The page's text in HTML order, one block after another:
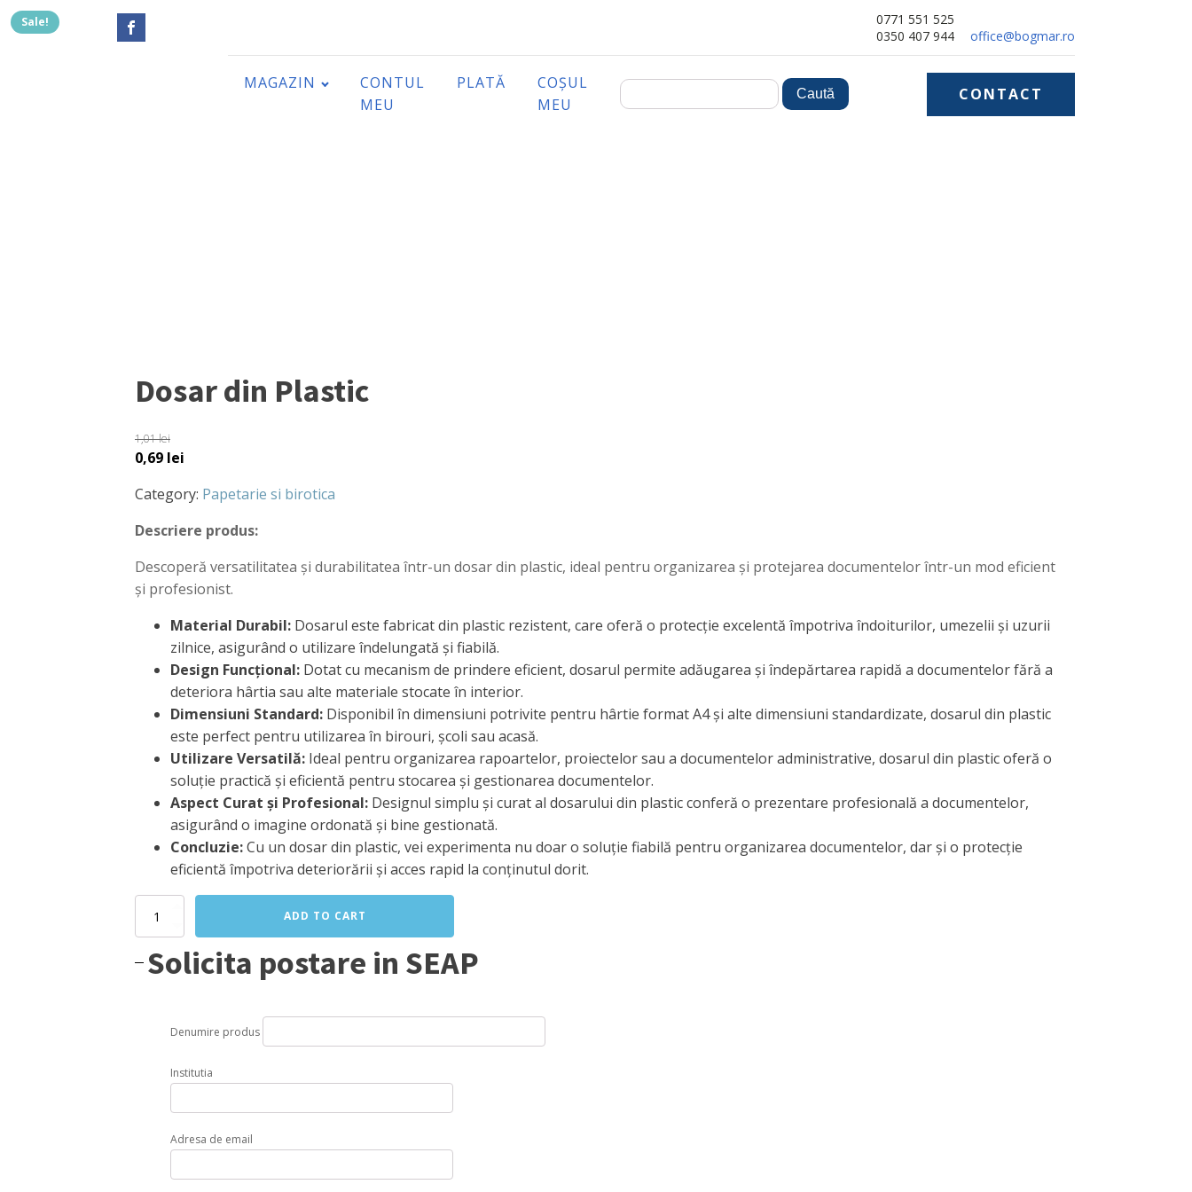
0771 551 525
0350 407 944
office@bogmar.ro
MAGAZIN
CONTUL
MEU
PLATĂ
COȘUL
MEU
CONTACT
Sale!
Dosar din Plastic
1,01lei
0,69 lei
Category: Papetarie si birotica
Descriere produs:
Descoperă versatilitatea și durabilitatea într-un dosar din plastic, ideal pentru organizarea și protejarea documentelor într-un mod eficient
și profesionist.
Material Durabil: Dosarul este fabricat din plastic rezistent, care oferă o protecție excelentă împotriva îndoiturilor, umezelii și uzurii
zilnice, asigurând o utilizare îndelungată și fiabilă.
Design Funcțional: Dotat cu mecanism de prindere eficient, dosarul permite adăugarea și îndepărtarea rapidă a documentelor fără a
deteriora hârtia sau alte materiale stocate în interior.
Dimensiuni Standard: Disponibil în dimensiuni potrivite pentru hârtie format A4 și alte dimensiuni standardizate, dosarul din plastic
este perfect pentru utilizarea în birouri, școli sau acasă.
Utilizare Versatilă: Ideal pentru organizarea rapoartelor, proiectelor sau a documentelor administrative, dosarul din plastic oferă o
soluție practică și eficientă pentru stocarea și gestionarea documentelor.
Aspect Curat și Profesional: Designul simplu și curat al dosarului din plastic conferă o prezentare profesională a documentelor,
asigurând o imagine ordonată și bine gestionată.
Concluzie:Cu un dosar din plastic, vei experimenta nu doar o soluție fiabilă pentru organizarea documentelor, dar și o protecție
eficientă împotriva deteriorării și acces rapid la conținutul dorit.
Dosar
quantity
ADD TO CART
Solicita postare in SEAP
Denumire produs
Institutia
Adresa de email